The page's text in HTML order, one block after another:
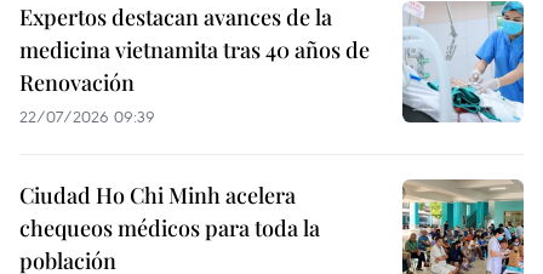
Expertos destacan avances de la
medicina vietnamita tras 40 años de
Renovación
22/07/2026 09:39
Ciudad Ho Chi Minh acelera
chequeos médicos para toda la
población